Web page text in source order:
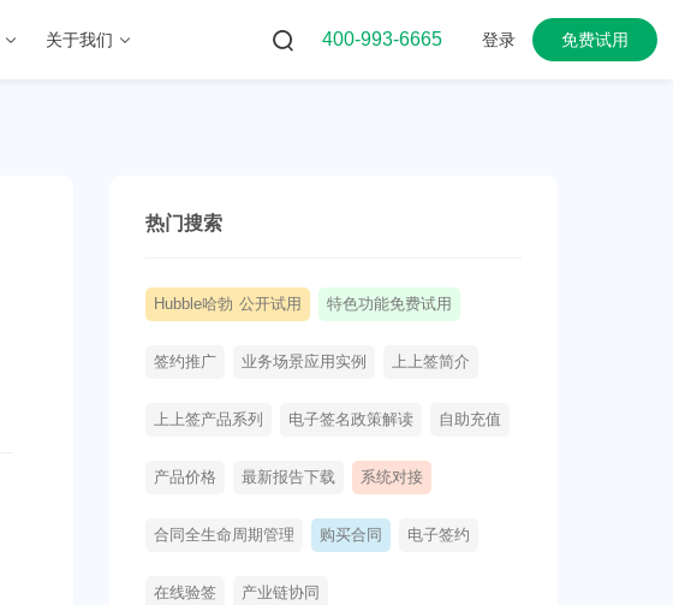
关于我们 400-993-6665 登录 免费试用
热门搜索
Hubble哈勃 公开试用 特色功能免费试用
签约推广 业务场景应用实例 上上签简介
上上签产品系列 电子签名政策解读 自助充值
产品价格 最新报告下载 系统对接
合同全生命周期管理 购买合同 电子签约
在线验签 产业链协同